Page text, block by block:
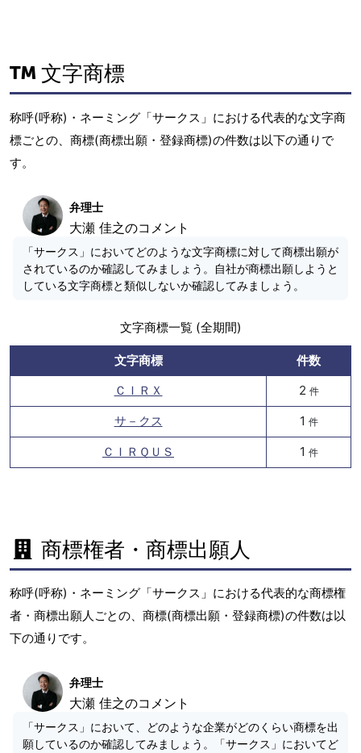
文字商標
称呼(呼称)・ネーミング「サークス」における代表的な文字商
標ごとの、商標(商標出願・登録商標)の件数は以下の通りで
す。
弁理士
大瀬 佳之のコメント
「サークス」においてどのような文字商標に対して商標出願が
されているのか確認してみましょう。自社が商標出願しようと
している文字商標と類似しないか確認してみましょう。
文字商標一覧 (全期間)
文字商標
件数
ＣＩＲＸ
2 件
サ－クス 1 件
ＣＩＲＱＵＳ 1 件
商標権者・商標出願人
称呼(呼称)・ネーミング「サークス」における代表的な商標権
者・商標出願人ごとの、商標(商標出願・登録商標)の件数は以
下の通りです。
弁理士
大瀬 佳之のコメント
「サークス」において、どのような企業がどのくらい商標を出
願しているのか確認してみましょう。「サークス」においてど